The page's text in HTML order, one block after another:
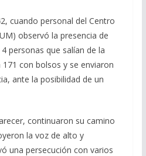
cuando personal del Centro
observó la presencia de
personas que salían de la
con bolsos y se enviaron
ante la posibilidad de un
continuaron su camino
la voz de alto y
una persecución con varios